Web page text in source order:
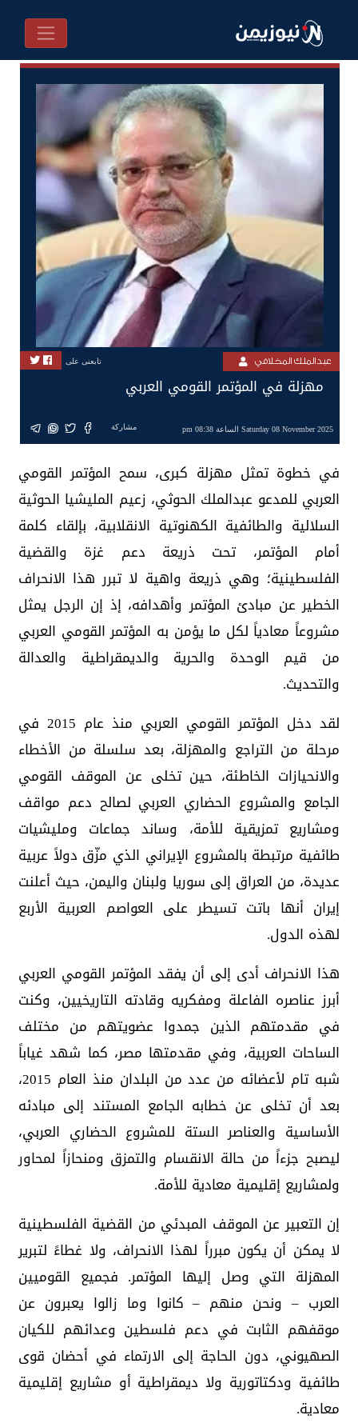
عبدالملك المخلافي تابعنى على
مهزلة في المؤتمر القومي العربي
Saturday 08 November 2025 الساعة 08:38 pm مشاركة
في خطوة تمثل مهزلة كبرى، سمح المؤتمر القومي
العربي للمدعو عبدالملك الحوثي، زعيم المليشيا الحوثية
السلالية والطائفية الكهنوتية الانقلابية، بإلقاء كلمة
أمام المؤتمر، تحت ذريعة دعم غزة والقضية
الفلسطينية؛ وهي ذريعة واهية لا تبرر هذا الانحراف
الخطير عن مبادئ المؤتمر وأهدافه، إذ إن الرجل يمثل
مشروعاً معادياً لكل ما يؤمن به المؤتمر القومي العربي
من قيم الوحدة والحرية والديمقراطية والعدالة
والتحديث.
لقد دخل المؤتمر القومي العربي منذ عام 2015 في
مرحلة من التراجع والمهزلة، بعد سلسلة من الأخطاء
والانحيازات الخاطئة، حين تخلى عن الموقف القومي
الجامع والمشروع الحضاري العربي لصالح دعم مواقف
ومشاريع تمزيقية للأمة، وساند جماعات ومليشيات
طائفية مرتبطة بالمشروع الإيراني الذي مزّق دولاً عربية
عديدة، من العراق إلى سوريا ولبنان واليمن، حيث أعلنت
إيران أنها باتت تسيطر على العواصم العربية الأربع
لهذه الدول.
هذا الانحراف أدى إلى أن يفقد المؤتمر القومي العربي
أبرز عناصره الفاعلة ومفكريه وقادته التاريخيين، وكنت
في مقدمتهم الذين جمدوا عضويتهم من مختلف
الساحات العربية، وفي مقدمتها مصر، كما شهد غياباً
شبه تام لأعضائه من عدد من البلدان منذ العام 2015،
بعد أن تخلى عن خطابه الجامع المستند إلى مبادئه
الأساسية والعناصر الستة للمشروع الحضاري العربي،
ليصبح جزءاً من حالة الانقسام والتمزق ومنحازاً لمحاور
ولمشاريع إقليمية معادية للأمة.
إن التعبير عن الموقف المبدئي من القضية الفلسطينية
لا يمكن أن يكون مبرراً لهذا الانحراف، ولا غطاءً لتبرير
المهزلة التي وصل إليها المؤتمر. فجميع القوميين
العرب – ونحن منهم – كانوا وما زالوا يعبرون عن
موقفهم الثابت في دعم فلسطين وعدائهم للكيان
الصهيوني، دون الحاجة إلى الارتماء في أحضان قوى
طائفية ودكتاتورية ولا ديمقراطية أو مشاريع إقليمية
معادية.